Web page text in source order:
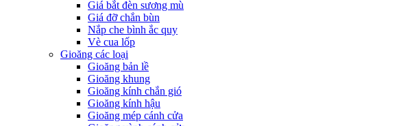
Giá bắt đèn sương mù
Giá đỡ chắn bùn
Nắp che bình ắc quy
Vè cua lốp
Gioăng các loại
Gioăng bản lề
Gioăng khung
Gioăng kính chắn gió
Gioăng kính hậu
Gioăng mép cánh cửa